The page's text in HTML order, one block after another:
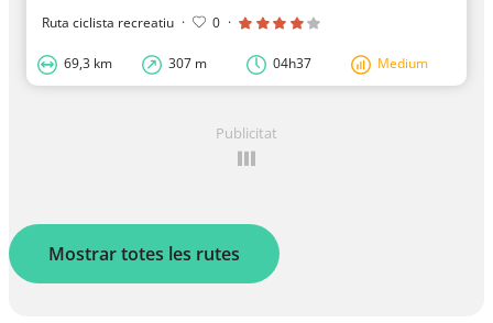
Ruta ciclista recreatiu · 0 ·
69,3 km 307 m 04h37 Medium
Publicitat
Mostrar totes les rutes